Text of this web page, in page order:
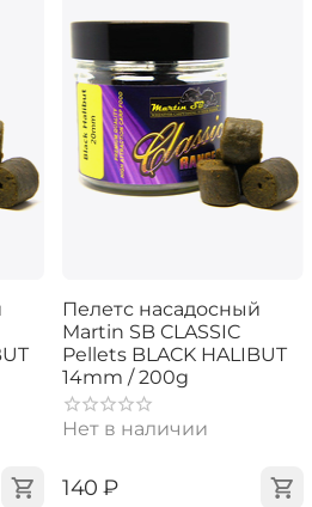
Пелетс насадосный
Martin SB CLASSIC
Pellets BLACK HALIBUT
14mm / 200g
Нет в наличии
‍140‍ ₽